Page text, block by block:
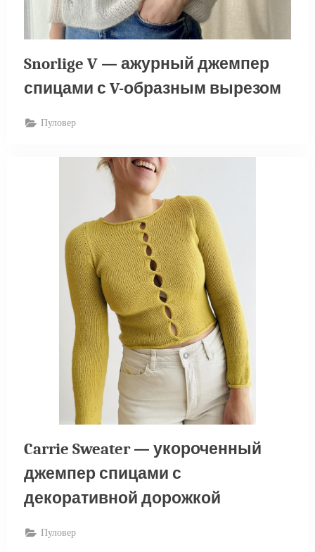
Snorlige V — ажурный джемпер
спицами с V-образным вырезом
Пуловер
Carrie Sweater — укороченный
джемпер спицами с
декоративной дорожкой
Пуловер